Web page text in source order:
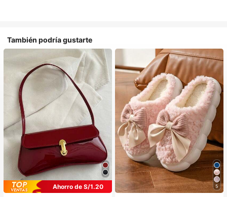
También podría gustarte
Ahorro de S/1.20
5